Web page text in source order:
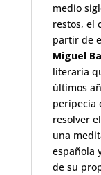
medio
restos, el
partir de
Miguel
literaria
últimos
peripecia
resolver
una
española
de su